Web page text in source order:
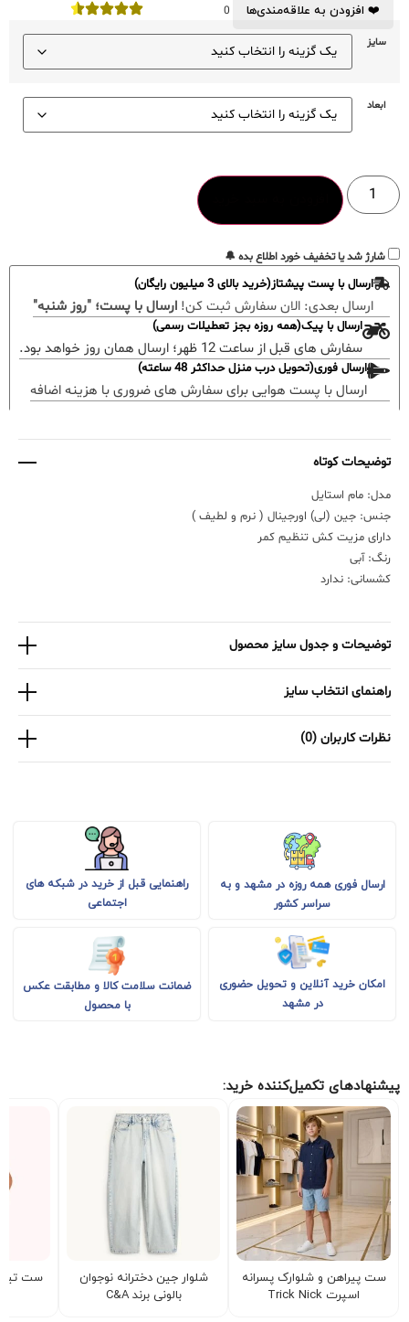
❤️ افزودن به علاقه‌مندی‌ها
0
سایز
ابعاد
شارژ شد یا تخفیف خورد اطلاع بده 🔔
ارسال با پست پیشتاز(خرید بالای 3 میلیون رایگان)
ارسال بعدی: الان سفارش ثبت کن! ارسال با پست؛ "روز شنبه"
ارسال با پیک(همه روزه بجز تعطیلات رسمی)
سفارش های قبل از ساعت 12 ظهر؛ ارسال همان روز خواهد بود.
ارسال فوری(تحویل درب منزل حداکثر 48 ساعته)
ارسال با پست هوایی برای سفارش های ضروری با هزینه اضافه
توضیحات کوتاه
مدل: مام استایل
جنس: جین (لی) اورجینال ( نرم و لطیف )
دارای مزیت کش تنظیم کمر
رنگ: آبی
کشسانی: ندارد
توضیحات و جدول سایز محصول
راهنمای انتخاب سایز
نظرات کاربران (0)
ارسال فوری همه روزه در مشهد و به
سراسر کشور
راهنمایی قبل از خرید در شبکه های
اجتماعی
امکان خرید آنلاین و تحویل حضوری
در مشهد
ضمانت سلامت کالا و مطابقت عکس
با محصول
پیشنهادهای تکمیل‌کننده خرید:
ست پیراهن و شلوارک پسرانه
اسپرت Trick Nick
شلوار جین دخترانه نوجوان
بالونی برند C&A
ست